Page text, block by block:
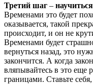
Третий шаг –
Временами это будет
оказывается, такой
происходит, и он не
Временами будет
вернуться назад, это
закончится. А когда
вляпывайтесь в это еще
границами. Ставьте